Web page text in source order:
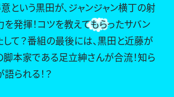
という黒田が、ジャンジャン横丁の射
発揮！コツを教えてもらったサバン
て？番組の最後には、黒田と近藤が
本家である足立紳さんが合流！知ら
られる！？